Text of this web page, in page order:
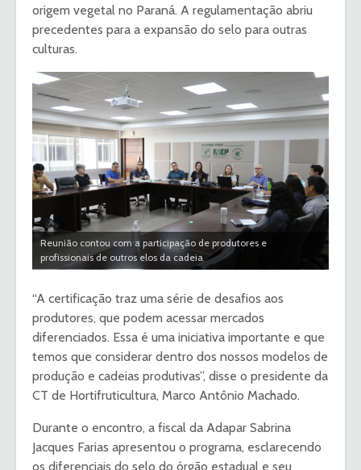
origem vegetal no Paraná. A regulamentação abriu
precedentes para a expansão do selo para outras
culturas.
Reunião contou com a participação de produtores e
profissionais de outros elos da cadeia
“A certificação traz uma série de desafios aos
produtores, que podem acessar mercados
diferenciados. Essa é uma iniciativa importante e que
temos que considerar dentro dos nossos modelos de
produção e cadeias produtivas”, disse o presidente da
CT de Hortifruticultura, Marco Antônio Machado.
Durante o encontro, a fiscal da Adapar Sabrina
Jacques Farias apresentou o programa, esclarecendo
os diferenciais do selo do órgão estadual e seu